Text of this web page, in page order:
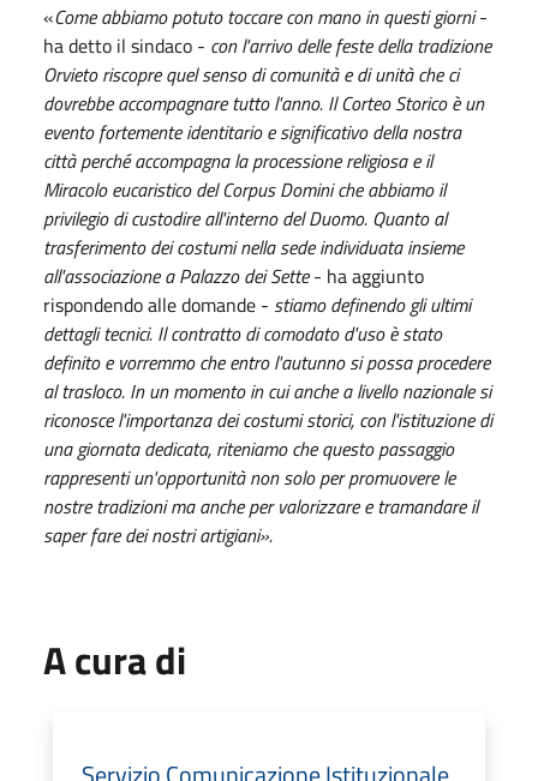
«Come abbiamo potuto toccare con mano in questi giorni-
ha detto il sindaco - con l'arrivo delle feste della tradizione
Orvieto riscopre quel senso di comunità e di unità che ci
dovrebbe accompagnare tutto l'anno. Il Corteo Storico è un
evento fortemente identitario e significativo della nostra
città perché accompagna la processione religiosa e il
Miracolo eucaristico del Corpus Domini che abbiamo il
privilegio di custodire all'interno del Duomo. Quanto al
trasferimento dei costumi nella sede individuata insieme
all'associazione a Palazzo dei Sette- ha aggiunto
rispondendo alle domande - stiamo definendo gli ultimi
dettagli tecnici. Il contratto di comodato d'uso è stato
definito e vorremmo che entro l'autunno si possa procedere
al trasloco. In un momento in cui anche a livello nazionale si
riconosce l'importanza dei costumi storici, con l'istituzione di
una giornata dedicata, riteniamo che questo passaggio
rappresenti un'opportunità non solo per promuovere le
nostre tradizioni ma anche per valorizzare e tramandare il
saper fare dei nostri artigiani».
A cura di